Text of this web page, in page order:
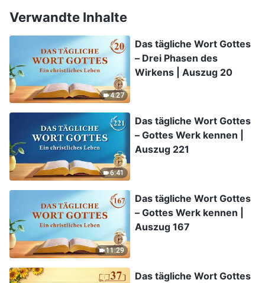
Verwandte Inhalte
4:27
Das tägliche Wort Gottes
– Drei Phasen des
Wirkens | Auszug 20
6:41
Das tägliche Wort Gottes
– Gottes Werk kennen |
Auszug 221
11:29
Das tägliche Wort Gottes
– Gottes Werk kennen |
Auszug 167
Das tägliche Wort Gottes